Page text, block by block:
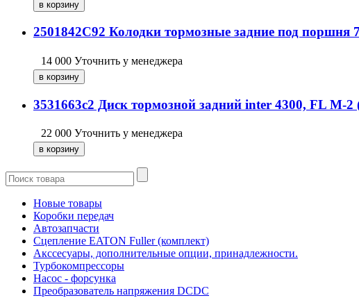
2501842C92 Колодки тормозные задние под
14 000 Уточнить у менеджера
3531663c2 Диск тормозной задний inter 4300, FL M-2
22 000 Уточнить у менеджера
Новые товары
Коробки передач
Автозапчасти
Сцепление EATON Fuller (комплект)
Акссесуары, дополнительные опции, принадлежности.
Турбокомпрессоры
Насос - форсунка
Преобразователь напряжения DCDC